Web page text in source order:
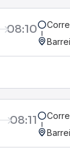
08:10
08:11